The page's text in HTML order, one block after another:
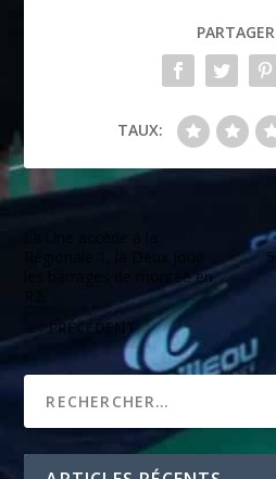
TAUX:
les barrages de montée en
PRÉCÉDENT